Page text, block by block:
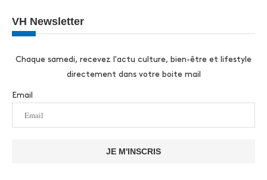
VH Newsletter
Chaque samedi, recevez l'actu culture, bien-être et lifestyle
directement dans votre boite mail
Email
JE M'INSCRIS